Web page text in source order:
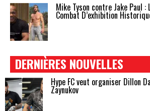
Mike Tyson contre Jake Paul :
Combat D’exhibition
DERNIÈRES NOUVELLES
Hype FC veut organiser Dillon
Zaynukov